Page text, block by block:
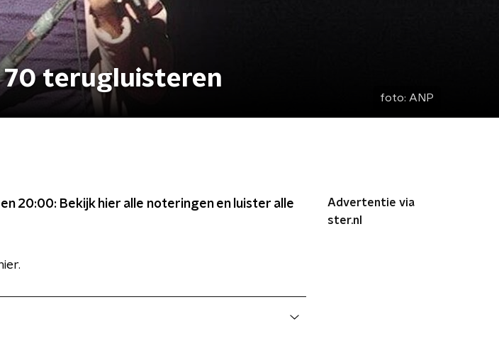
70 terugluisteren
foto: ANP
20:00: Bekijk hier alle noteringen en luister alle
Advertentie via
ster.nl